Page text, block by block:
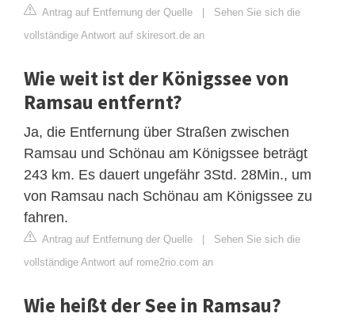
Antrag auf Entfernung der Quelle | Sehen Sie sich die
vollständige Antwort auf skiresort.de an
Wie weit ist der Königssee von
Ramsau entfernt?
Ja, die Entfernung über Straßen zwischen
Ramsau und Schönau am Königssee beträgt
243 km. Es dauert ungefähr 3Std. 28Min., um
von Ramsau nach Schönau am Königssee zu
fahren.
Antrag auf Entfernung der Quelle | Sehen Sie sich die
vollständige Antwort auf rome2rio.com an
Wie heißt der See in Ramsau?